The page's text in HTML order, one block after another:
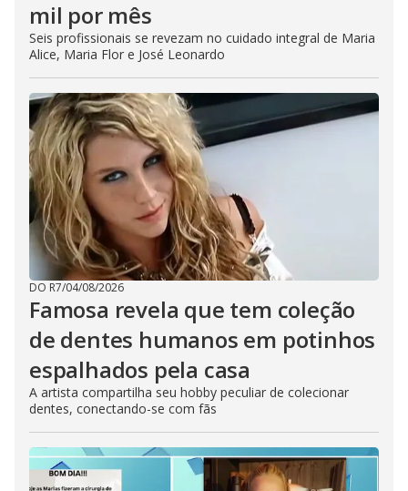
mil por mês
Seis profissionais se revezam no cuidado integral de Maria
Alice, Maria Flor e José Leonardo
DO R7/04/08/2026
Famosa revela que tem coleção
de dentes humanos em potinhos
espalhados pela casa
A artista compartilha seu hobby peculiar de colecionar
dentes, conectando-se com fãs